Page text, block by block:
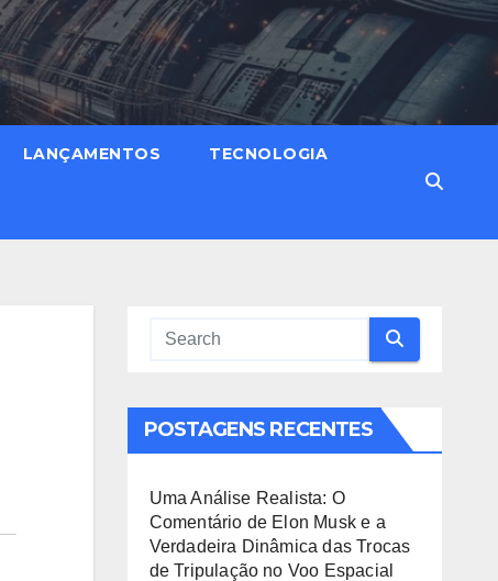
LANÇAMENTOS TECNOLOGIA
POSTAGENS RECENTES
Uma Análise Realista: O
Comentário de Elon Musk e a
Verdadeira Dinâmica das Trocas
de Tripulação no Voo Espacial